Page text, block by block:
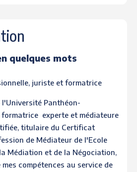
quelques mots
juriste et formatrice
l'Université Panthéon-
formatrice experte et médiateure
titulaire du Certificat
de Médiateur de l'Ecole
Médiation et de la Négociation,
mes compétences au service de